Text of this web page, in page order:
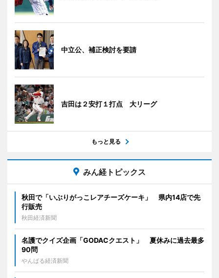
中立公、補正検討を要請
吉田は２安打１打点 大リーグ
もっと見る
みん経トピックス
秋田で「いぶりがっこレアチーズケーキ」 県内14店で先
行販売
秋田経済新聞
名護でクイズ企画「GODACクエスト」 夏休みに過去最多
90問
やんばる経済新聞